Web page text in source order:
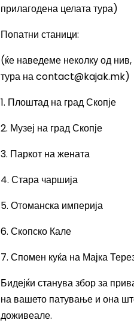
прилагодена целата тура)
Попатни станици:
(ќе наведеме неколку од
тура наcontact@kajak.mk)
1. Плоштад на град Скопје
2. Музеј на град Скопје
3. Паркот на жената
4. Стара чаршија
5. Отоманска империја
6. Скопско Кале
7. Спомен куќа на Мајка
Бидејќи станува збор за
на вашето патување и она
доживеале.